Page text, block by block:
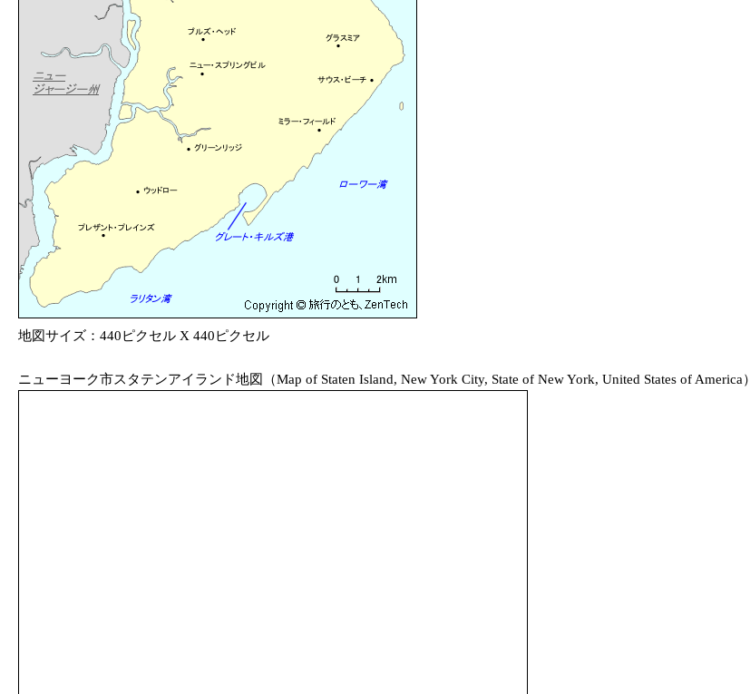
地図サイズ：440ピクセル X 440ピクセル
ニューヨーク市スタテンアイランド地図（Map of Staten Island, New York City, State of New York, United States of America）